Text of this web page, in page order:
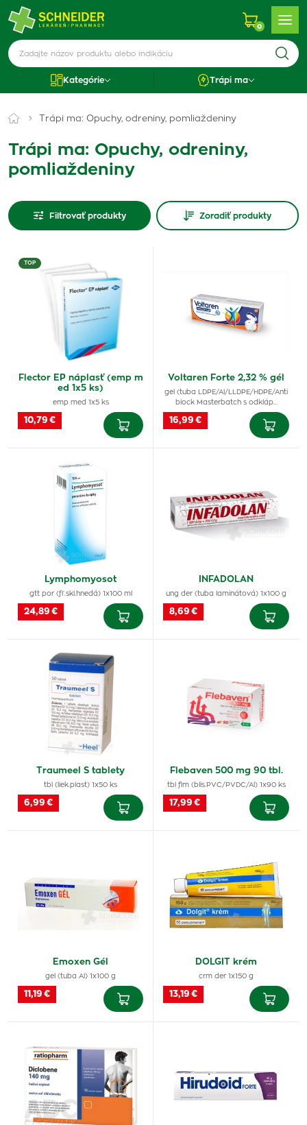
0
Kategórie Trápi ma
Trápi ma: Opuchy, odreniny, pomliaždeniny
Trápi ma: Opuchy, odreniny,
pomliaždeniny
Filtrovať produkty Zoradiť produkty
TOP
Flector EP náplasť (emp m
ed 1x5 ks)
emp med 1x5 ks
10,79 €
Voltaren Forte 2,32 % gél
gel (tuba LDPE/Al/LLDPE/HDPE/Anti
block Masterbatch s odkláp…
16,99 €
Lymphomyosot
gtt por (fľ.skl.hnedá) 1x100 ml
24,89 €
INFADOLAN
ung der (tuba laminátová) 1x100 g
8,69 €
Traumeel S tablety
tbl (liek.plast) 1x50 ks
6,99 €
Flebaven 500 mg 90 tbl.
tbl flm (blis.PVC/PVDC/Al) 1x90 ks
17,99 €
Emoxen Gél
gel (tuba Al) 1x100 g
11,19 €
DOLGIT krém
crm der 1x150 g
13,19 €